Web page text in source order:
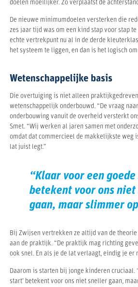
doelen moeilijker. Zo verplaatst de
De nieuwe minimumdoelen versterken die
zes jaar tijd was om een kind stap voor stap
echte vertrekpunt nu al in de derde
het systeem te liggen, en dan is het logisch
Wetenschappelijke basis
Die overtuiging is niet alleen
wetenschappelijk onderbouwd. “De vraag
onderbouwing vanuit de overheid versterkt
Smet. “Wij werken al jaren samen met
omdat dat commercieel de makkelijkste weg
lat juist legt.”
“Klaar voor een
betekent voor ons
gaan, maar slimmer
Bij Zwijsen vertrekken ze altijd van de theorie
aan de praktijk. “De praktijk mag richting
ook snel. En als je de lat verlaagt, eindig je er
Daarom is starten bij jonge kinderen cruciaal.
start’ betekent voor ons niet sneller gaan,